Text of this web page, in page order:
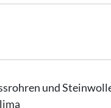
und